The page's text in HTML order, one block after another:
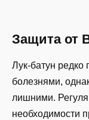
Защита от
Лук-батун редко
болезнями,
лишними.
необходимости